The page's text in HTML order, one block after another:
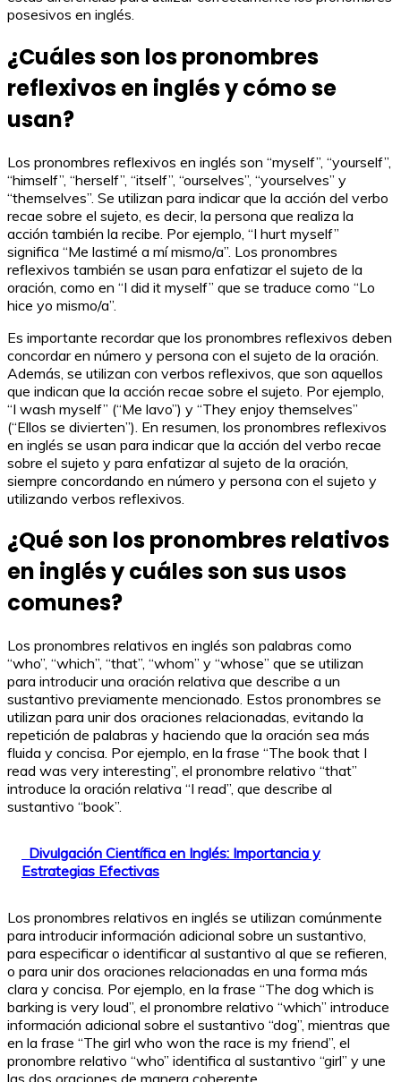
posesivos en inglés.
¿Cuáles son los pronombres
reflexivos en inglés y cómo se
usan?
Los pronombres reflexivos en inglés son “myself”, “yourself”,
“himself”, “herself”, “itself”, “ourselves”, “yourselves” y
“themselves”. Se utilizan para indicar que la acción del verbo
recae sobre el sujeto, es decir, la persona que realiza la
acción también la recibe. Por ejemplo, “I hurt myself”
significa “Me lastimé a mí mismo/a”. Los pronombres
reflexivos también se usan para enfatizar el sujeto de la
oración, como en “I did it myself” que se traduce como “Lo
hice yo mismo/a”.
Es importante recordar que los pronombres reflexivos deben
concordar en número y persona con el sujeto de la oración.
Además, se utilizan con verbos reflexivos, que son aquellos
que indican que la acción recae sobre el sujeto. Por ejemplo,
“I wash myself” (“Me lavo”) y “They enjoy themselves”
(“Ellos se divierten”). En resumen, los pronombres reflexivos
en inglés se usan para indicar que la acción del verbo recae
sobre el sujeto y para enfatizar al sujeto de la oración,
siempre concordando en número y persona con el sujeto y
utilizando verbos reflexivos.
¿Qué son los pronombres relativos
en inglés y cuáles son sus usos
comunes?
Los pronombres relativos en inglés son palabras como
“who”, “which”, “that”, “whom” y “whose” que se utilizan
para introducir una oración relativa que describe a un
sustantivo previamente mencionado. Estos pronombres se
utilizan para unir dos oraciones relacionadas, evitando la
repetición de palabras y haciendo que la oración sea más
fluida y concisa. Por ejemplo, en la frase “The book that I
read was very interesting”, el pronombre relativo “that”
introduce la oración relativa “I read”, que describe al
sustantivo “book”.
Divulgación Científica en Inglés: Importancia y
Estrategias Efectivas
Los pronombres relativos en inglés se utilizan comúnmente
para introducir información adicional sobre un sustantivo,
para especificar o identificar al sustantivo al que se refieren,
o para unir dos oraciones relacionadas en una forma más
clara y concisa. Por ejemplo, en la frase “The dog which is
barking is very loud”, el pronombre relativo “which” introduce
información adicional sobre el sustantivo “dog”, mientras que
en la frase “The girl who won the race is my friend”, el
pronombre relativo “who” identifica al sustantivo “girl” y une